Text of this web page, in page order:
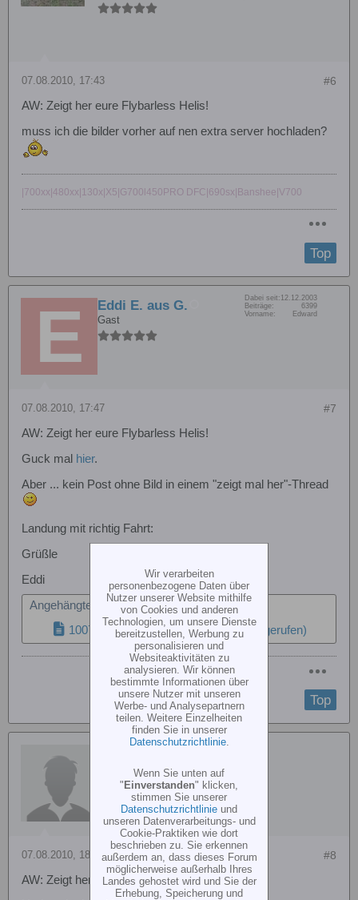
#6
07.08.2010, 17:43
AW: Zeigt her eure Flybarless Helis!
muss ich die bilder vorher auf nen extra server hochladen?
|700xx|480xx|130x|X5|G700l450PRO DFC|690sx|Banshee|V700
Top
Eddi E. aus G.
Gast
Dabei seit: 12.12.2003
Beiträge:
6399
Vorname:
Edward
#7
07.08.2010, 17:47
AW: Zeigt her eure Flybarless Helis!
Guck mal hier.
Aber ... kein Post ohne Bild in einem "zeigt mal her"-Thread
Landung mit richtig Fahrt:
Grüßle
Eddi
Angehängte Dateien
100731_0753.jpg (652,2 KB, 232x aufgerufen)
Top
#8
07.08.2010, 18:18
AW: Zeigt her eure Flybarless Helis!
Wir verarbeiten
personenbezogene Daten über
Nutzer unserer Website mithilfe
von Cookies und anderen
Technologien, um unsere Dienste
bereitzustellen, Werbung zu
personalisieren und
Websiteaktivitäten zu
analysieren. Wir können
bestimmte Informationen über
unsere Nutzer mit unseren
Werbe- und Analysepartnern
teilen. Weitere Einzelheiten
finden Sie in unserer
Datenschutzrichtlinie.
Wenn Sie unten auf
" Einverstanden" klicken,
stimmen Sie unserer
Datenschutzrichtlinie und
unseren Datenverarbeitungs- und
Cookie-Praktiken wie dort
beschrieben zu. Sie erkennen
außerdem an, dass dieses Forum
möglicherweise außerhalb Ihres
Landes gehostet wird und Sie der
Erhebung, Speicherung und